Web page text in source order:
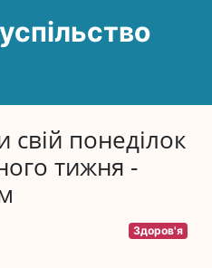
свій понеділок
тижня -
Здоров'я